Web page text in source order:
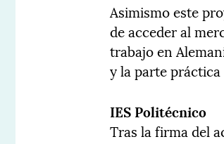
Asimismo este
de acceder al
trabajo en
y la parte
IES Politécnico
Tras la firma del